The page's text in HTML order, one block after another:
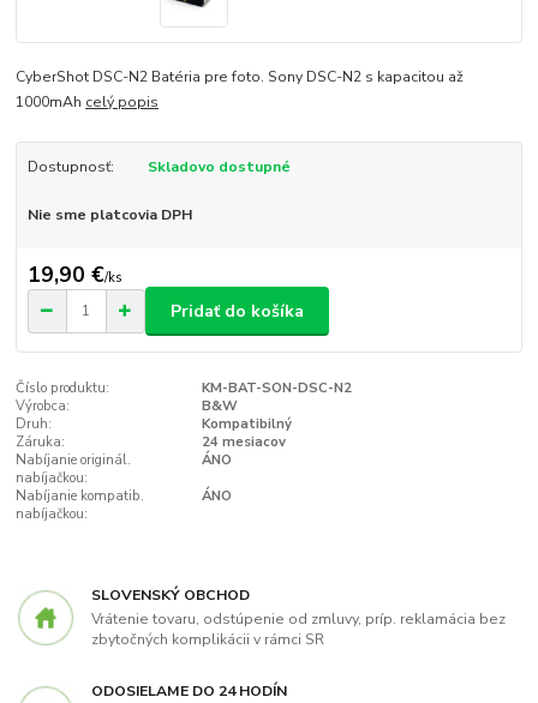
CyberShot DSC-N2 Batéria pre foto. Sony DSC-N2 s kapacitou až
1000mAh celý popis
Dostupnosť: Skladovo dostupné
Nie sme platcovia DPH
19,90 €/ks
Pridať do košíka
Číslo produktu:
KM-BAT-SON-DSC-N2
Výrobca:
B&W
Druh:
Kompatibilný
Záruka:
24 mesiacov
Nabíjanie originál.
nabíjačkou:
ÁNO
Nabíjanie kompatib.
nabíjačkou:
ÁNO
SLOVENSKÝ OBCHOD
Vrátenie tovaru, odstúpenie od zmluvy, príp. reklamácia bez
zbytočných komplikácii v rámci SR
ODOSIELAME DO 24 HODÍN